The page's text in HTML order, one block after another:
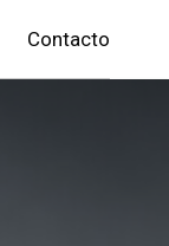
Contacto